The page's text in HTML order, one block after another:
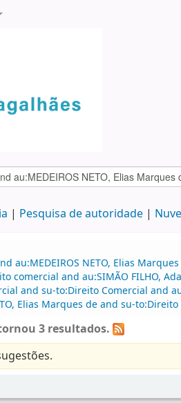
Pesquisa de autoridade
au:MEDEIROS NETO, Elias
comercial and au:SIMÃO FILHO,
and su-to:Direito Comercial and
Elias Marques de and su-
3 resultados.